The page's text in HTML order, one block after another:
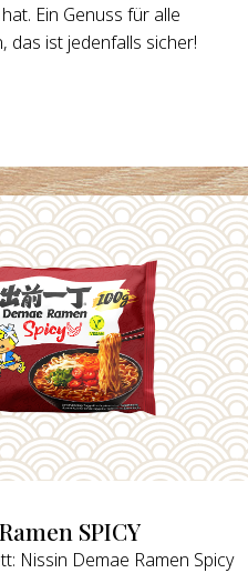
Ein Genuss für alle
das ist jedenfalls sicher!
SPICY
Nissin Demae Ramen Spicy